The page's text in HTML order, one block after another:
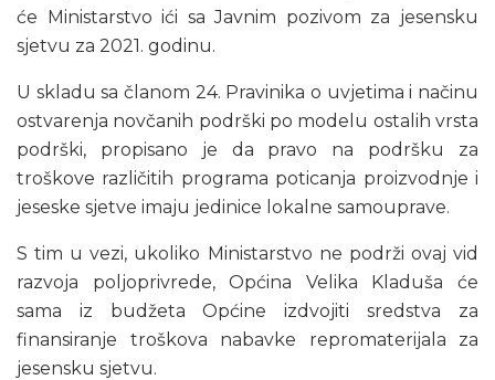
će Ministarstvo ići sa Javnim pozivom za jesensku
sjetvu za 2021. godinu.
U skladu sa članom 24. Pravinika o uvjetima i načinu
ostvarenja novčanih podrški po modelu ostalih vrsta
podrški, propisano je da pravo na podršku za
troškove različitih programa poticanja proizvodnje i
jeseske sjetve imaju jedinice lokalne samouprave.
S tim u vezi, ukoliko Ministarstvo ne podrži ovaj vid
razvoja poljoprivrede, Općina Velika Kladuša će
sama iz budžeta Općine izdvojiti sredstva za
finansiranje troškova nabavke repromaterijala za
jesensku sjetvu.